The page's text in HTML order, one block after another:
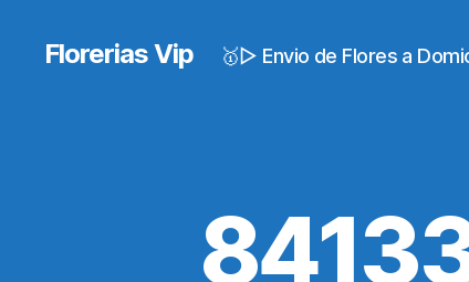
Florerias Vip 🥇▷ Envio de Flores a